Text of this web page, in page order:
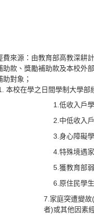
費來源：由教育部高教深耕
助款、獎勵補助款及本校外
助對象；
本校在學之日間學制大學部
1.低收入戶
2.中低收入
3.身心障礙
4.特殊境遇
5.獲教育部
6.原住民學
7.家庭突遭變
者)或其他因素